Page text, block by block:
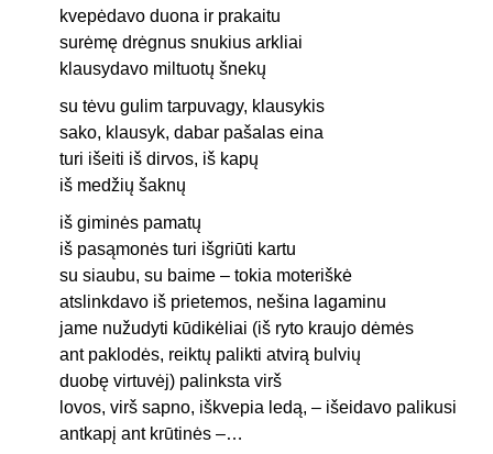
kvepėdavo duona ir prakaitu
surėmę drėgnus snukius arkliai
klausydavo miltuotų šnekų
su tėvu gulim tarpuvagy, klausykis
sako, klausyk, dabar pašalas eina
turi išeiti iš dirvos, iš kapų
iš medžių šaknų
iš giminės pamatų
iš pasąmonės turi išgriūti kartu
su siaubu, su baime – tokia moteriškė
atslinkdavo iš prietemos, nešina lagaminu
jame nužudyti kūdikėliai (iš ryto kraujo dėmės
ant paklodės, reiktų palikti atvirą bulvių
duobę virtuvėj) palinksta virš
lovos, virš sapno, iškvepia ledą, – išeidavo palikusi
antkapį ant krūtinės –…